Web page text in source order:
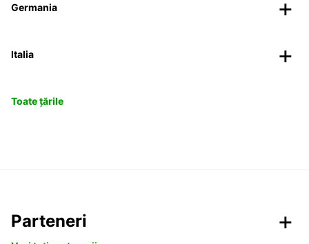
Germania
Italia
Toate țările
Parteneri